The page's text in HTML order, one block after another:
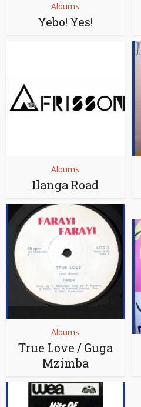
Albums
Yebo! Yes!
Albums
Ilanga Road
Albums
True Love / Guga
Mzimba